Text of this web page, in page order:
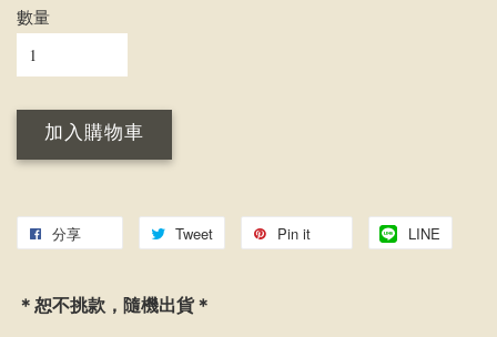
數量
加入購物車
分享 Tweet Pin it LINE
＊恕不挑款，隨機出貨＊